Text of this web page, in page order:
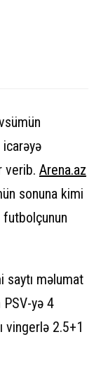
verib. Arena.az
sonuna kimi
futbolçunun
saytı məlumat
PSV-yə 4
vingerlə 2.5+1